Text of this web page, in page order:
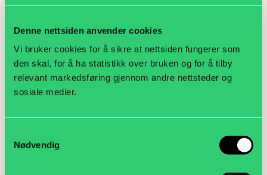
Denne nettsiden anvender cookies
Vi bruker cookies for å sikre at nettsiden fungerer som
den skal, for å ha statistikk over bruken og for å tilby
relevant markedsføring gjennom andre nettsteder og
sosiale medier.
Nødvendig
Mekling om Handelsoverenskomsten –